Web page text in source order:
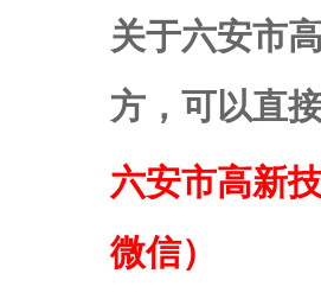
关于六安市
方，可以直
六安市高新
微信）